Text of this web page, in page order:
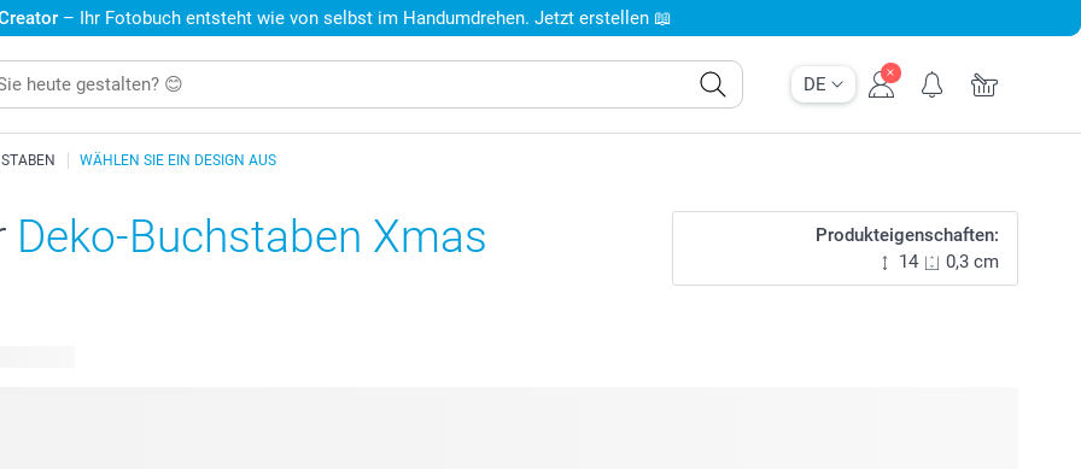
DE
– Ihr Fotobuch entsteht wie von selbst im Handumdrehen. Jetzt erstellen 📖
WÄHLEN SIE EIN DESIGN AUS
Deko-Buchstaben Xmas
Produkteigenschaften:
14
0,3 cm